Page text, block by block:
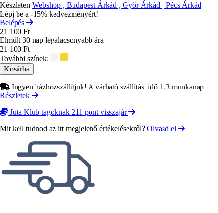
Készleten Webshop , Budapest Árkád , Győr Árkád , Pécs Árkád
Lépj be a -15% kedvezményért!
Belépés
21 100 Ft
Elmúlt 30 nap legalacsonyabb ára
21 100 Ft
További színek:
Ingyen házhozszállítjuk! A várható szállítási idő 1-3 munkanap.
Részletek
Juta Klub tagoknak 211 pont visszajár
Mit kell tudnod az itt megjelenő értékelésekről? Olvasd el